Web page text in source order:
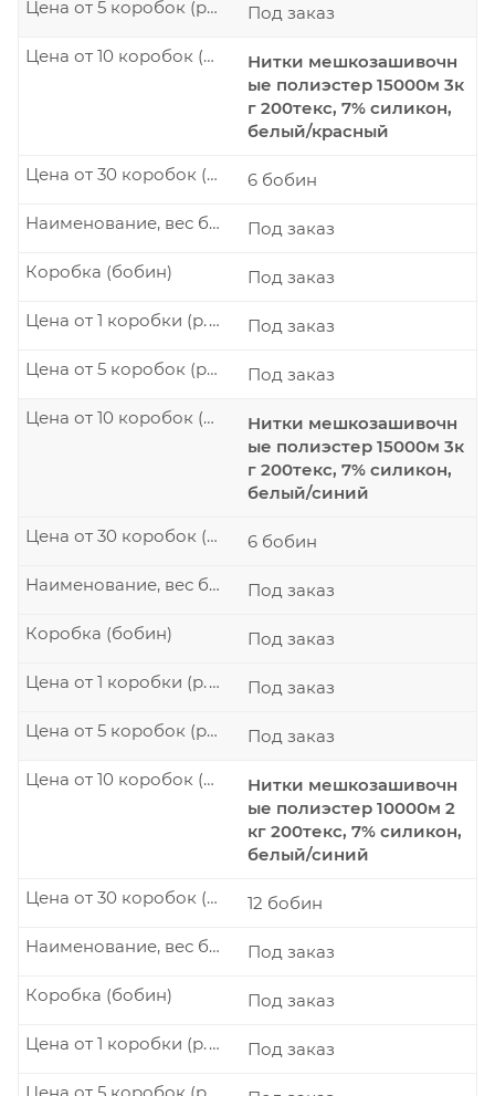
Под заказ
Цена от 5 коробок (р./шт.)
Нитки мешкозашивочн
ые полиэстер 15000м 3к
г 200текс, 7% силикон,
белый/красный
Цена от 10 коробок (р./шт.)
6 бобин
Цена от 30 коробок (р./шт.)
Под заказ
Наименование, вес бобины
Под заказ
Коробка (бобин)
Под заказ
Цена от 1 коробки (р./шт.)
Под заказ
Цена от 5 коробок (р./шт.)
Нитки мешкозашивочн
ые полиэстер 15000м 3к
г 200текс, 7% силикон,
белый/синий
Цена от 10 коробок (р./шт.)
6 бобин
Цена от 30 коробок (р./шт.)
Под заказ
Наименование, вес бобины
Под заказ
Коробка (бобин)
Под заказ
Цена от 1 коробки (р./шт.)
Под заказ
Цена от 5 коробок (р./шт.)
Нитки мешкозашивочн
ые полиэстер 10000м 2
кг 200текс, 7% силикон,
белый/синий
Цена от 10 коробок (р./шт.)
12 бобин
Цена от 30 коробок (р./шт.)
Под заказ
Наименование, вес бобины
Под заказ
Коробка (бобин)
Под заказ
Цена от 1 коробки (р./шт.)